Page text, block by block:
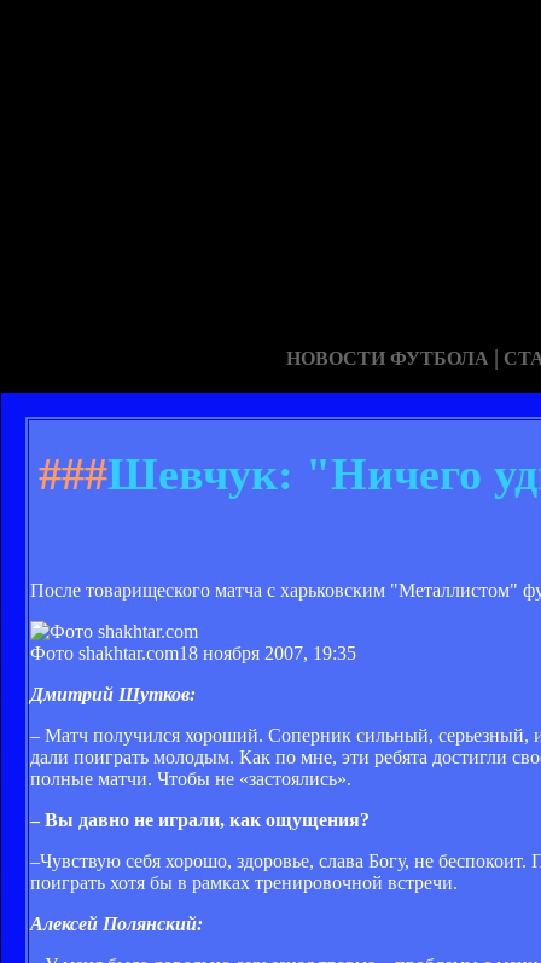
НОВОСТИ ФУТБОЛА |
###Шевчук: "Ничего
После товарищеского матча с харьковским "Металлистом"
Фото shakhtar.com18 ноября 2007, 19:35
Дмитрий Шутков:
– Матч получился хороший. Соперник сильный, серьезный,
дали поиграть молодым. Как по мне, эти ребята достигли
полные матчи. Чтобы не «застоялись».
– Вы давно не играли, как ощущения?
–Чувствую себя хорошо, здоровье, слава Богу, не
поиграть хотя бы в рамках тренировочной встречи.
Алексей Полянский: